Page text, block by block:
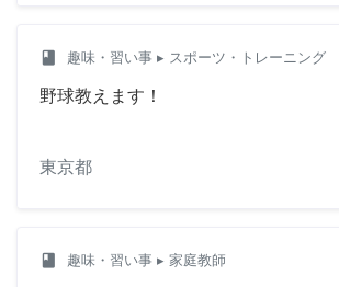
class 趣味・習い事 ▸ スポーツ・トレーニング
野球教えます！
東京都
class 趣味・習い事 ▸ 家庭教師